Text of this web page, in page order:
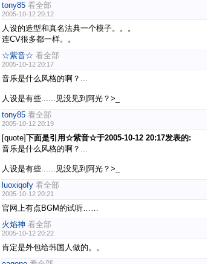
tony85 看全部
2005-10-12 20:12
人设的造型和真名法典一个模子。。。
连CV很多都一样。。
☆紫音☆ 看全部
2005-10-12 20:17
音乐是什么风格的啊？...
人设是有些......见没见到阿光？>_
tony85 看全部
2005-10-12 20:19
[quote]下面是引用☆紫音☆于2005-10-12 20:17发表的:
音乐是什么风格的啊？...
人设是有些......见没见到阿光？>_
luoxiqofy 看全部
2005-10-12 20:21
官网上有点BGM的试听……
火焰神 看全部
2005-10-12 20:22
肯定是外包给韩国人做的。。